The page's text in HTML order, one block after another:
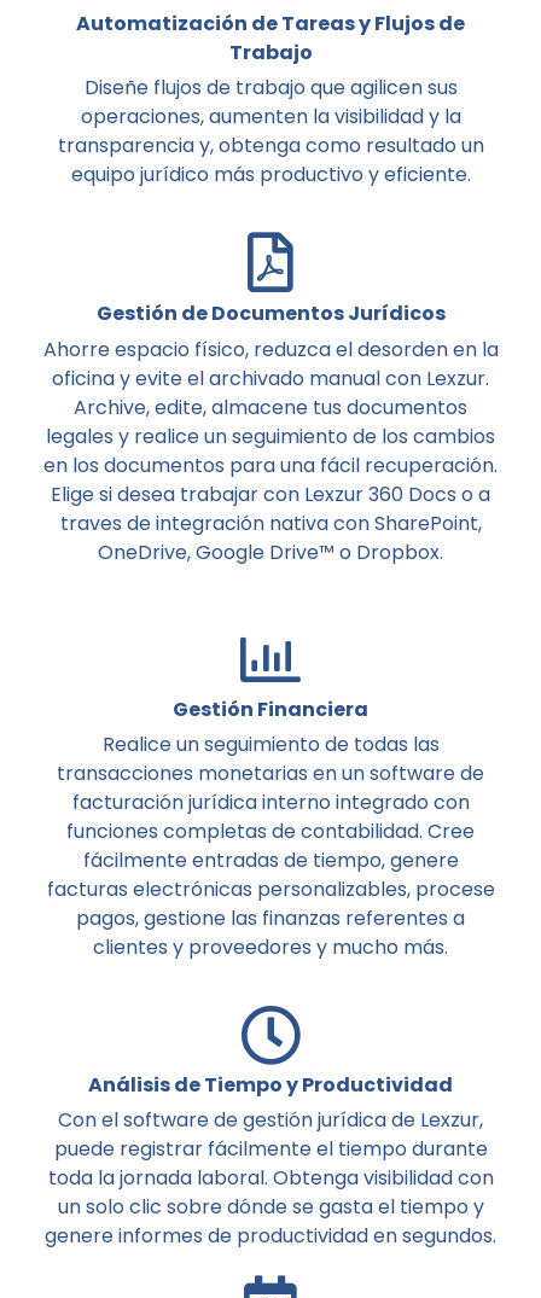
Automatización de Tareas y Flujos de
Trabajo
Diseñe flujos de trabajo que agilicen sus
operaciones, aumenten la visibilidad y la
transparencia y, obtenga como resultado un
equipo jurídico más productivo y eficiente.
Gestión de Documentos Jurídicos
Ahorre espacio físico, reduzca el desorden en la
oficina y evite el archivado manual con Lexzur.
Archive, edite, almacene tus documentos
legales y realice un seguimiento de los cambios
en los documentos para una fácil recuperación.
Elige si desea trabajar con Lexzur 360 Docs o a
traves de integración nativa con SharePoint,
OneDrive, Google Drive™ o Dropbox.
Gestión Financiera
Realice un seguimiento de todas las
transacciones monetarias en un software de
facturación jurídica interno integrado con
funciones completas de contabilidad. Cree
fácilmente entradas de tiempo, genere
facturas electrónicas personalizables, procese
pagos, gestione las finanzas referentes a
clientes y proveedores y mucho más.
Análisis de Tiempo y Productividad
Con el software de gestión jurídica de Lexzur,
puede registrar fácilmente el tiempo durante
toda la jornada laboral. Obtenga visibilidad con
un solo clic sobre dónde se gasta el tiempo y
genere informes de productividad en segundos.